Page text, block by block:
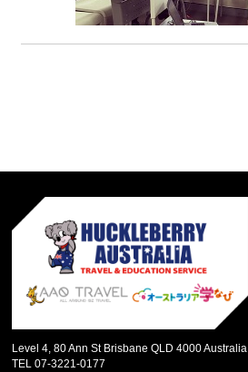
Level 4, 80 Ann St Brisbane QLD 4000 Australia
TEL 07-3221-0177